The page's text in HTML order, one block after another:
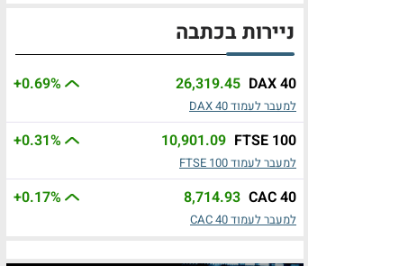
ניירות בכתבה
DAX 40
26,319.45
+0.69%
למעבר לעמוד DAX 40
FTSE 100
10,901.09
+0.31%
למעבר לעמוד FTSE 100
CAC 40
8,714.93
+0.17%
למעבר לעמוד CAC 40